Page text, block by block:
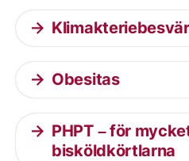
Klimakteriebesvär
Obesitas
PHPT – för
bisköldkörtlarna